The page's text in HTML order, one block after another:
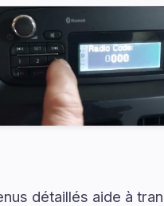
détaillés aide à